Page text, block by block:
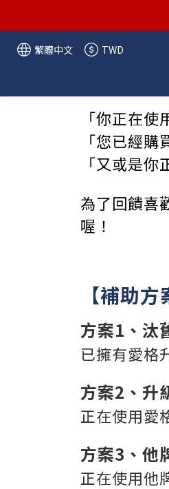
繁體中文
TWD
「你正在
「您已經
「又或是
為了回饋喜
喔！
【補助方
方案1、汰
已擁有愛格
方案2、升
正在使用愛
方案3、他
正在使用他